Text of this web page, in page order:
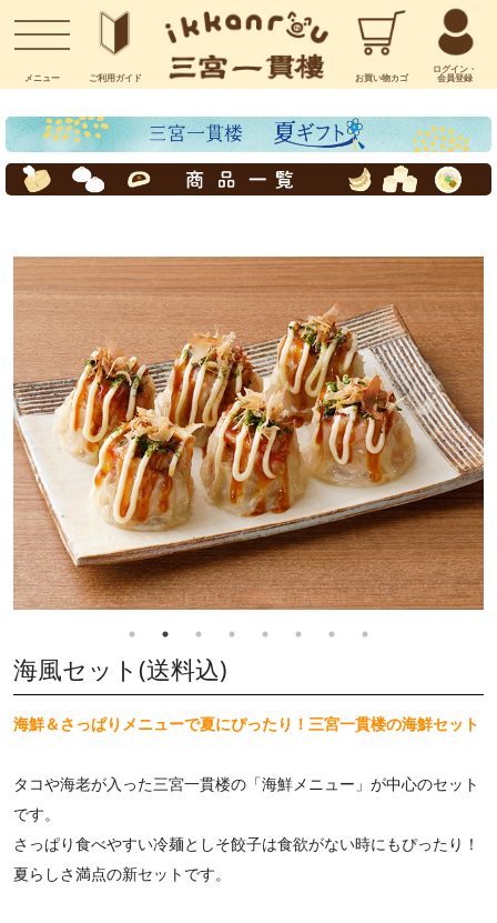
メニュー ご利用 ガイド お買い物カゴ
ログイン・
会員登録
お問い合わせ
海風セット(送料込)
海鮮＆さっぱりメニューで夏にぴったり！三宮一貫楼の海鮮セット
タコや海老が入った三宮一貫楼の「海鮮メニュー」が中心のセット
です。
さっぱり食べやすい冷麺としそ餃子は食欲がない時にもぴったり！
夏らしさ満点の新セットです。